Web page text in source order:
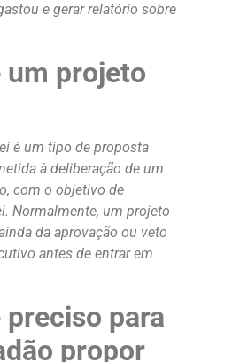
e gerar relatório sobre
um projeto
é um tipo de proposta
à deliberação de um
com o objetivo de
Normalmente, um projeto
da aprovação ou veto
antes de entrar em
preciso para
propor